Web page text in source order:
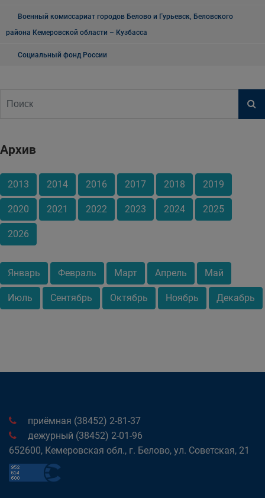
Военный комиссариат городов Белово и Гурьевск, Беловского
района Кемеровской области – Кузбасса
Социальный фонд России
Архив
2013 2014 2016 2017 2018 2019
2020 2021 2022 2023 2024 2025
2026
Январь Февраль Март Апрель Май
Июль Сентябрь Октябрь Ноябрь Декабрь
приёмная (38452) 2-81-37
дежурный (38452) 2-01-96
652600, Кемеровская обл., г. Белово, ул. Советская, 21